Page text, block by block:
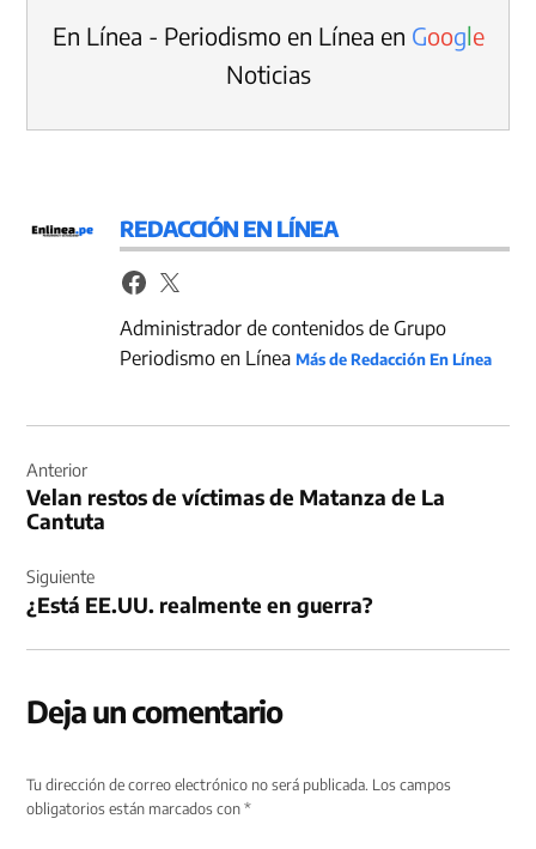
En Línea - Periodismo en Línea en Google
Noticias
REDACCIÓN EN LÍNEA
Administrador de contenidos de Grupo
Periodismo en LíneaMás de Redacción En Línea
de
entradas
Anterior
Velan restos de víctimas de Matanza de La
Cantuta
Siguiente
¿Está EE.UU. realmente en guerra?
Deja un comentario
Tu dirección de correo electrónico no será publicada. Los campos
obligatorios están marcados con*